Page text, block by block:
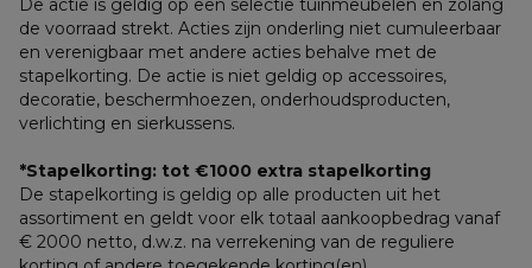
De actie is geldig op een selectie tuinmeubelen en zolang
de voorraad strekt. Acties zijn onderling niet cumuleerbaar
en verenigbaar met andere acties behalve met de
stapelkorting. De actie is niet geldig op accessoires,
decoratie, beschermhoezen, onderhoudsproducten,
verlichting en sierkussens.
*Stapelkorting: tot €1000 extra stapelkorting
De stapelkorting is geldig op alle producten uit het
assortiment en geldt voor elk totaal aankoopbedrag vanaf
€ 2000 netto, d.w.z. na verrekening van de reguliere